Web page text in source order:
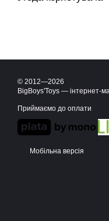
© 2012—2026
BigBoys'Toys — інтернет-
Приймаємо до оплати
Мобільна версія